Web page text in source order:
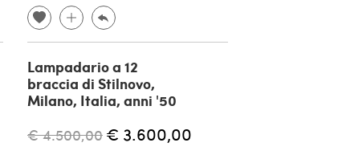
Lampadario a 12
braccia di Stilnovo,
Milano, Italia, anni '50
€ 4.500,00 € 3.600,00